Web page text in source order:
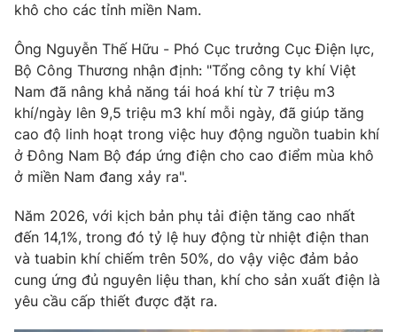
khô cho các tỉnh miền Nam.
Ông Nguyễn Thế Hữu - Phó Cục trưởng Cục Điện lực,
Bộ Công Thương nhận định: "Tổng công ty khí Việt
Nam đã nâng khả năng tái hoá khí từ 7 triệu m3
khí/ngày lên 9,5 triệu m3 khí mỗi ngày, đã giúp tăng
cao độ linh hoạt trong việc huy động nguồn tuabin khí
ở Đông Nam Bộ đáp ứng điện cho cao điểm mùa khô
ở miền Nam đang xảy ra".
Năm 2026, với kịch bản phụ tải điện tăng cao nhất
đến 14,1%, trong đó tỷ lệ huy động từ nhiệt điện than
và tuabin khí chiếm trên 50%, do vậy việc đảm bảo
cung ứng đủ nguyên liệu than, khí cho sản xuất điện là
yêu cầu cấp thiết được đặt ra.